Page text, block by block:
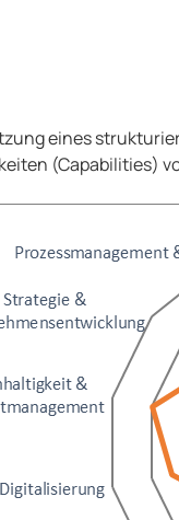
eines
(Capabilities)